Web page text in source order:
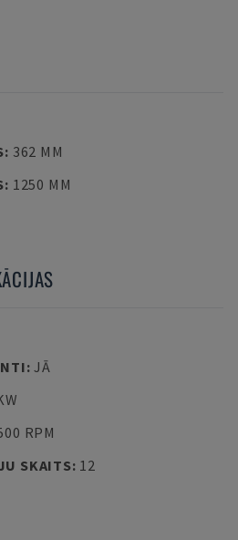
: 362 MM
: 1250 MM
:JĀ
RPM
SKAITS: 12